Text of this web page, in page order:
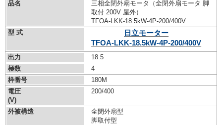
品名
三相全閉外扇モータ（全閉外扇モータ 脚
取付 200V 屋外）
TFOA-LKK-18.5kW-4P-200/400V
型 式
日立モーター
TFOA-LKK-18.5kW-4P-200/400V
出力
18.5
極数
4
枠番号
180M
電圧
(V)
200/400
外被構造
全閉外扇型
脚取付型